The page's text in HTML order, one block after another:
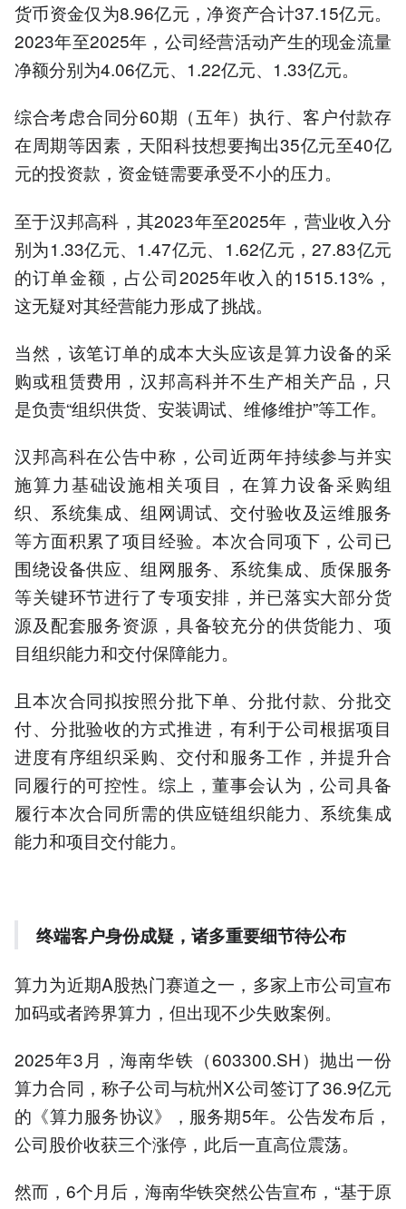
货币资金仅为8.96亿元，净资产合计37.15亿元。
2023年至2025年，公司经营活动产生的现金流量
净额分别为4.06亿元、1.22亿元、1.33亿元。
综合考虑合同分60期（五年）执行、客户付款存
在周期等因素，天阳科技想要掏出35亿元至40亿
元的投资款，资金链需要承受不小的压力。
至于汉邦高科，其2023年至2025年，营业收入分
别为1.33亿元、1.47亿元、1.62亿元，27.83亿元
的订单金额，占公司2025年收入的1515.13%，
这无疑对其经营能力形成了挑战。
当然，该笔订单的成本大头应该是算力设备的采
购或租赁费用，汉邦高科并不生产相关产品，只
是负责“组织供货、安装调试、维修维护”等工作。
汉邦高科在公告中称，公司近两年持续参与并实
施算力基础设施相关项目，在算力设备采购组
织、系统集成、组网调试、交付验收及运维服务
等方面积累了项目经验。本次合同项下，公司已
围绕设备供应、组网服务、系统集成、质保服务
等关键环节进行了专项安排，并已落实大部分货
源及配套服务资源，具备较充分的供货能力、项
目组织能力和交付保障能力。
且本次合同拟按照分批下单、分批付款、分批交
付、分批验收的方式推进，有利于公司根据项目
进度有序组织采购、交付和服务工作，并提升合
同履行的可控性。综上，董事会认为，公司具备
履行本次合同所需的供应链组织能力、系统集成
能力和项目交付能力。
终端客户身份成疑，诸多重要细节待公布
算力为近期A股热门赛道之一，多家上市公司宣布
加码或者跨界算力，但出现不少失败案例。
2025年3月，海南华铁（603300.SH）抛出一份
算力合同，称子公司与杭州X公司签订了36.9亿元
的《算力服务协议》，服务期5年。公告发布后，
公司股价收获三个涨停，此后一直高位震荡。
然而，6个月后，海南华铁突然公告宣布，“基于原